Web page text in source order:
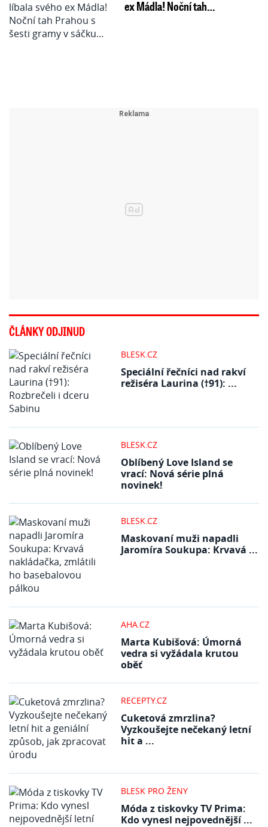
ex Mádla! Noční tah…
ČLÁNKY ODJINUD
BLESK.CZ
Speciální řečníci nad rakví
režiséra Laurina (†91): ...
BLESK.CZ
Oblíbený Love Island se
vrací: Nová série plná
novinek!
BLESK.CZ
Maskovaní muži napadli
Jaromíra Soukupa: Krvavá ...
AHA.CZ
Marta Kubišová: Úmorná
vedra si vyžádala krutou
oběť
RECEPTY.CZ
Cuketová zmrzlina?
Vyzkoušejte nečekaný letní
hit a ...
BLESK PRO ŽENY
Móda z tiskovky TV Prima:
Kdo vynesl nejpovednější ...